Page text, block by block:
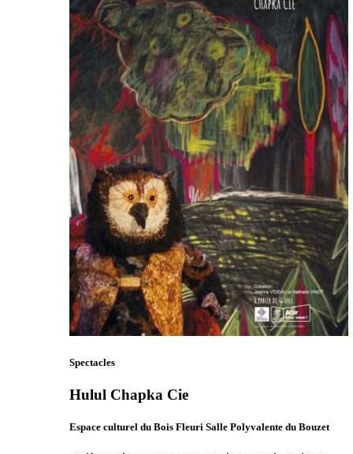
Spectacles
Hulul Chapka Cie
Espace culturel du Bois Fleuri Salle Polyvalente du Bouzet